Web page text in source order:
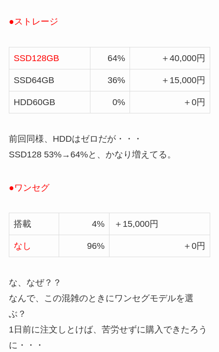
●ストレージ
SSD128GB 64% ＋40,000円
SSD64GB 36% ＋15,000円
HDD60GB 0% ＋0円
前回同様、HDDはゼロだが・・・
SSD128 53%→64%と、かなり増えてる。
●ワンセグ
搭載 4% ＋15,000円
なし 96% ＋0円
な、なぜ？？
なんで、この混雑のときにワンセグモデルを選
ぶ？
1日前に注文しとけば、苦労せずに購入できたろう
に・・・